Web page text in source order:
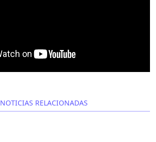
NOTICIAS RELACIONADAS